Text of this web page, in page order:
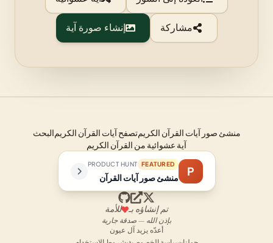
مشاركة إنشاء صورة آية
منشئ صور آيات القرآن الكريمتصفح آيات القرآن الكريمالبحث
آية عشوائية من القرآن الكريم
P
FEATURED
PRODUCT HUNT
منشئ صور آيات القرآن
تم إنشاؤه بـ للأمة
بإذن الله — صدقة جارية
أعدّه يزيد آل عيون